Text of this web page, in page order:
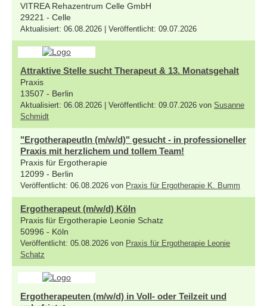
VITREA Rehazentrum Celle GmbH
29221 - Celle
Aktualisiert: 06.08.2026 | Veröffentlicht: 09.07.2026
Attraktive Stelle sucht Therapeut & 13. Monatsgehalt
Praxis
13507 - Berlin
Aktualisiert: 06.08.2026 | Veröffentlicht: 09.07.2026 von Susanne
Schmidt
"ErgotherapeutIn (m/w/d)" gesucht - in professioneller
Praxis mit herzlichem und tollem Team!
Praxis für Ergotherapie
12099 - Berlin
Veröffentlicht: 06.08.2026 von Praxis für Ergotherapie K. Bumm
Ergotherapeut (m/w/d) Köln
Praxis für Ergotherapie Leonie Schatz
50996 - Köln
Veröffentlicht: 05.08.2026 von Praxis für Ergotherapie Leonie
Schatz
Ergotherapeuten (m/w/d) in Voll- oder Teilzeit und